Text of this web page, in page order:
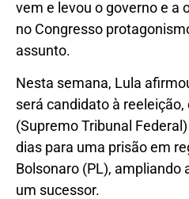
vem e levou o governo e a
no Congresso
assunto.
Nesta semana, Lula
será candidato à reeleição,
(Supremo Tribunal
dias para uma prisão em
Bolsonaro (PL), ampliando
um sucessor.